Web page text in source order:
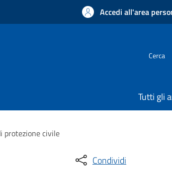
Accedi all'area
Cerca
Tutti gli
protezione civile
Condividi